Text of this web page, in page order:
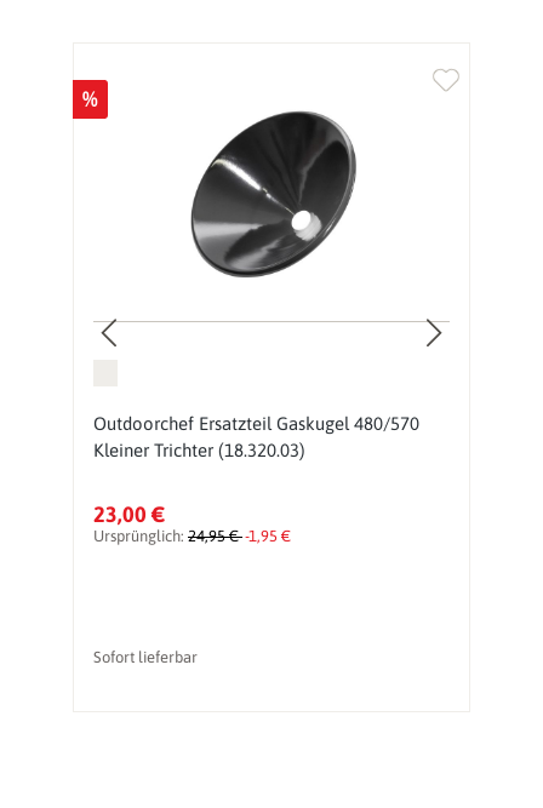
%
Outdoorchef Ersatzteil Gaskugel 480/570
Kleiner Trichter (18.320.03)
23,00 €
Ursprünglich: 24,95 €-1,95 €
Sofort lieferbar